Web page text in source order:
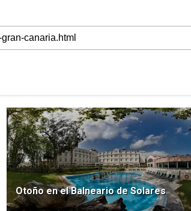
Otoño en el Balneario de Solares